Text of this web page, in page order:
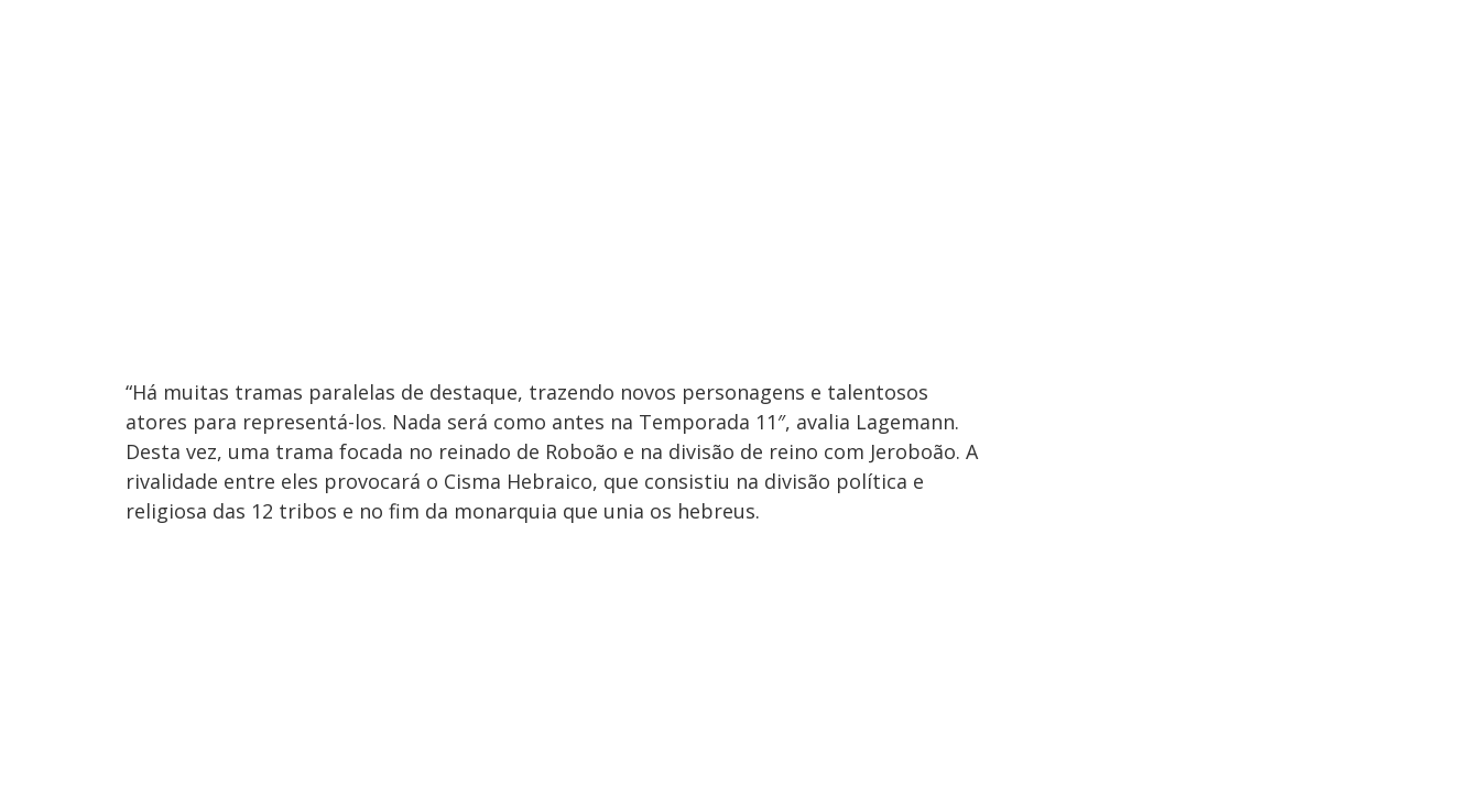
“Há muitas tramas paralelas de destaque, trazendo novos personagens e talentosos
atores para representá-los. Nada será como antes na Temporada 11″, avalia Lagemann.
Desta vez, uma trama focada no reinado de Roboão e na divisão de reino com Jeroboão. A
rivalidade entre eles provocará o Cisma Hebraico, que consistiu na divisão política e
religiosa das 12 tribos e no fim da monarquia que unia os hebreus.